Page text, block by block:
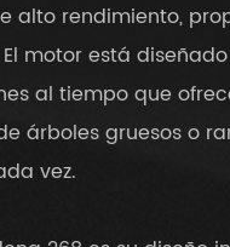
alto rendimiento,
motor está
al tiempo que
árboles gruesos o
vez.